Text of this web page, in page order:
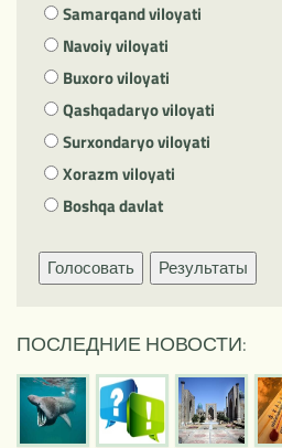
Samarqand viloyati
Navoiy viloyati
Buxoro viloyati
Qashqadaryo viloyati
Surxondaryo viloyati
Xorazm viloyati
Boshqa davlat
Голосовать Результаты
ПОСЛЕДНИЕ НОВОСТИ: